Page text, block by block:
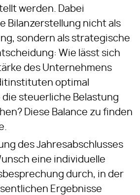
werden. Dabei
Bilanzerstellung nicht als
sondern als strategische
Wie lässt sich
des Unternehmens
optimal
steuerliche Belastung
Diese Balance zu finden
des Jahresabschlusses
eine individuelle
durch, in der
Ergebnisse